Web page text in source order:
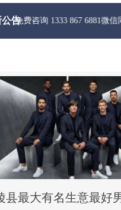
公告867 6881微信同步